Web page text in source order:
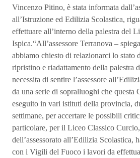
Vincenzo Pitino, è stata informata
all’Istruzione ed Edilizia Scolastica,
effettuare all’interno della palestra del
Ispica.“All’assessore Terranova –
abbiamo chiesto di relazionarci lo stato
ripristino e riadattamento della palestra
necessita di sentire l’assessore
da una serie di sopralluoghi che questa
eseguito in vari istituti della provincia,
settimane, per accertare le possibili
particolare, per il Liceo Classico
dell’assessorato all’Edilizia Scolastica,
con i Vigili del Fuoco i lavori da